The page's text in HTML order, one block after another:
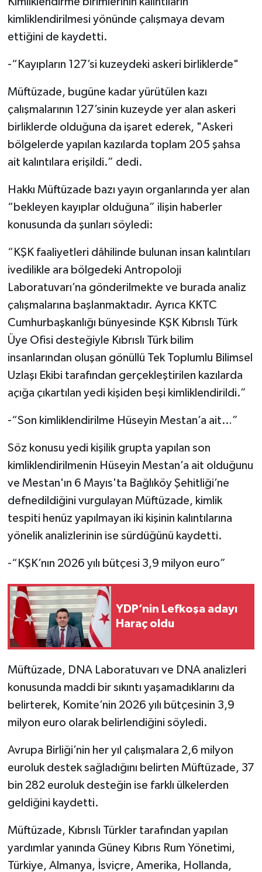
kimliklendirilmesi yönünde çalışmaya devam
ettiğini de kaydetti.
-“Kayıpların 127’si kuzeydeki askeri birliklerde"
Müftüzade, bugüne kadar yürütülen kazı
çalışmalarının 127’sinin kuzeyde yer alan askeri
birliklerde olduğuna da işaret ederek, "Askeri
bölgelerde yapılan kazılarda toplam 205 şahsa
ait kalıntılara erişildi.” dedi.
Hakkı Müftüzade bazı yayın organlarında yer alan
“bekleyen kayıplar olduğuna” ilişin haberler
konusunda da şunları söyledi:
“KŞK faaliyetleri dâhilinde bulunan insan kalıntıları
ivedilikle ara bölgedeki Antropoloji
Laboratuvarı’na gönderilmekte ve burada analiz
çalışmalarına başlanmaktadır. Ayrıca KKTC
Cumhurbaşkanlığı bünyesinde KŞK Kıbrıslı Türk
Üye Ofisi desteğiyle Kıbrıslı Türk bilim
insanlarından oluşan gönüllü Tek Toplumlu Bilimsel
Uzlaşı Ekibi tarafından gerçekleştirilen kazılarda
açığa çıkartılan yedi kişiden beşi kimliklendirildi.”
-“Son kimliklendirilme Hüseyin Mestan’a ait…”
Söz konusu yedi kişilik grupta yapılan son
kimliklendirilmenin Hüseyin Mestan’a ait olduğunu
ve Mestan'ın 6 Mayıs'ta Bağlıköy Şehitliği’ne
defnedildiğini vurgulayan Müftüzade, kimlik
tespiti henüz yapılmayan iki kişinin kalıntılarına
yönelik analizlerinin ise sürdüğünü kaydetti.
-“KŞK’nın 2026 yılı bütçesi 3,9 milyon euro”
YDP’nin Lefkoşa adayı
Haraç oldu
Müftüzade, DNA Laboratuvarı ve DNA analizleri
konusunda maddi bir sıkıntı yaşamadıklarını da
belirterek, Komite’nin 2026 yılı bütçesinin 3,9
milyon euro olarak belirlendiğini söyledi.
Avrupa Birliği’nin her yıl çalışmalara 2,6 milyon
euroluk destek sağladığını belirten Müftüzade, 37
bin 282 euroluk desteğin ise farklı ülkelerden
geldiğini kaydetti.
Müftüzade, Kıbrıslı Türkler tarafından yapılan
yardımlar yanında Güney Kıbrıs Rum Yönetimi,
Türkiye, Almanya, İsviçre, Amerika, Hollanda,